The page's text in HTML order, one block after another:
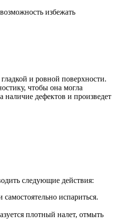
избежать
и ровной поверхности.
чтобы она могла
наличие дефектов и произведет
следующие действия:
испариться.
плотный налет, отмыть